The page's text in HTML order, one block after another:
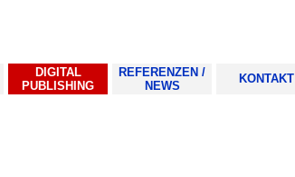
Menü überspringen
▼
DIGITAL
PUBLISHING
▼
REFERENZEN /
NEWS
KONTAKT